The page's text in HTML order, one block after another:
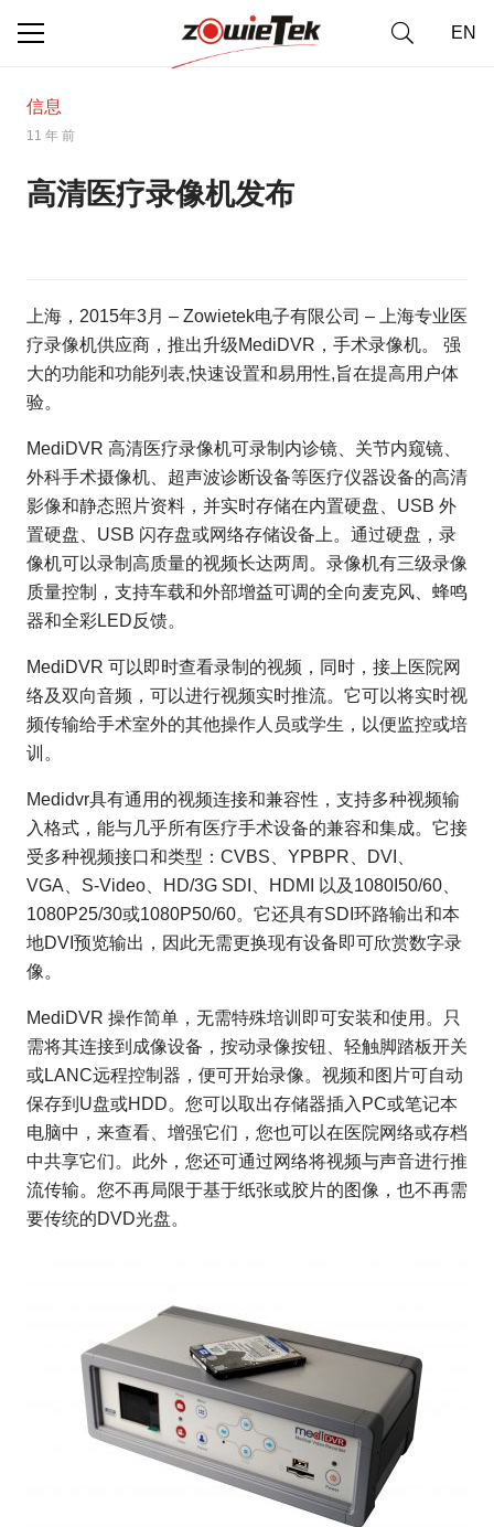
EN
信息
11 年 前
高清医疗录像机发布
上海，2015年3月 – Zowietek电子有限公司 – 上海专业医
疗录像机供应商，推出升级MediDVR，手术录像机。 强
大的功能和功能列表,快速设置和易用性,旨在提高用户体
验。
MediDVR 高清医疗录像机可录制内诊镜、关节内窥镜、
外科手术摄像机、超声波诊断设备等医疗仪器设备的高清
影像和静态照片资料，并实时存储在内置硬盘、USB 外
置硬盘、USB 闪存盘或网络存储设备上。通过硬盘，录
像机可以录制高质量的视频长达两周。录像机有三级录像
质量控制，支持车载和外部增益可调的全向麦克风、蜂鸣
器和全彩LED反馈。
MediDVR 可以即时查看录制的视频，同时，接上医院网
络及双向音频，可以进行视频实时推流。它可以将实时视
频传输给手术室外的其他操作人员或学生，以便监控或培
训。
Medidvr具有通用的视频连接和兼容性，支持多种视频输
入格式，能与几乎所有医疗手术设备的兼容和集成。它接
受多种视频接口和类型：CVBS、YPBPR、DVI、
VGA、S-Video、HD/3G SDI、HDMI 以及1080I50/60、
1080P25/30或1080P50/60。它还具有SDI环路输出和本
地DVI预览输出，因此无需更换现有设备即可欣赏数字录
像。
MediDVR 操作简单，无需特殊培训即可安装和使用。只
需将其连接到成像设备，按动录像按钮、轻触脚踏板开关
或LANC远程控制器，便可开始录像。视频和图片可自动
保存到U盘或HDD。您可以取出存储器插入PC或笔记本
电脑中，来查看、增强它们，您也可以在医院网络或存档
中共享它们。此外，您还可通过网络将视频与声音进行推
流传输。您不再局限于基于纸张或胶片的图像，也不再需
要传统的DVD光盘。